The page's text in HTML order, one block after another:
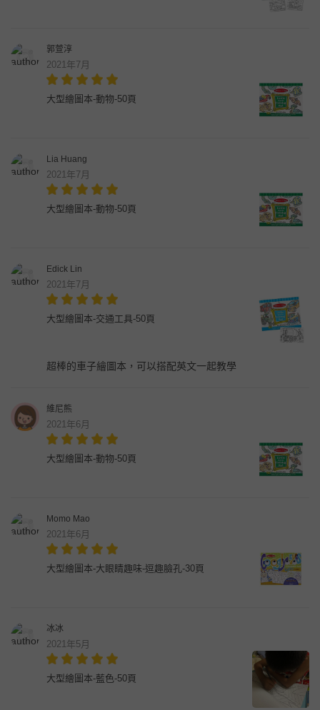
郭萱淳
2021年7月
大型繪圖本-動物-50頁
Lia Huang
2021年7月
大型繪圖本-動物-50頁
Edick Lin
2021年7月
大型繪圖本-交通工具-50頁
超棒的車子繪圖本，可以搭配英文一起教學
維尼熊
2021年6月
大型繪圖本-動物-50頁
Momo Mao
2021年6月
大型繪圖本-大眼睛趣味-逗趣臉孔-30頁
冰冰
2021年5月
大型繪圖本-藍色-50頁